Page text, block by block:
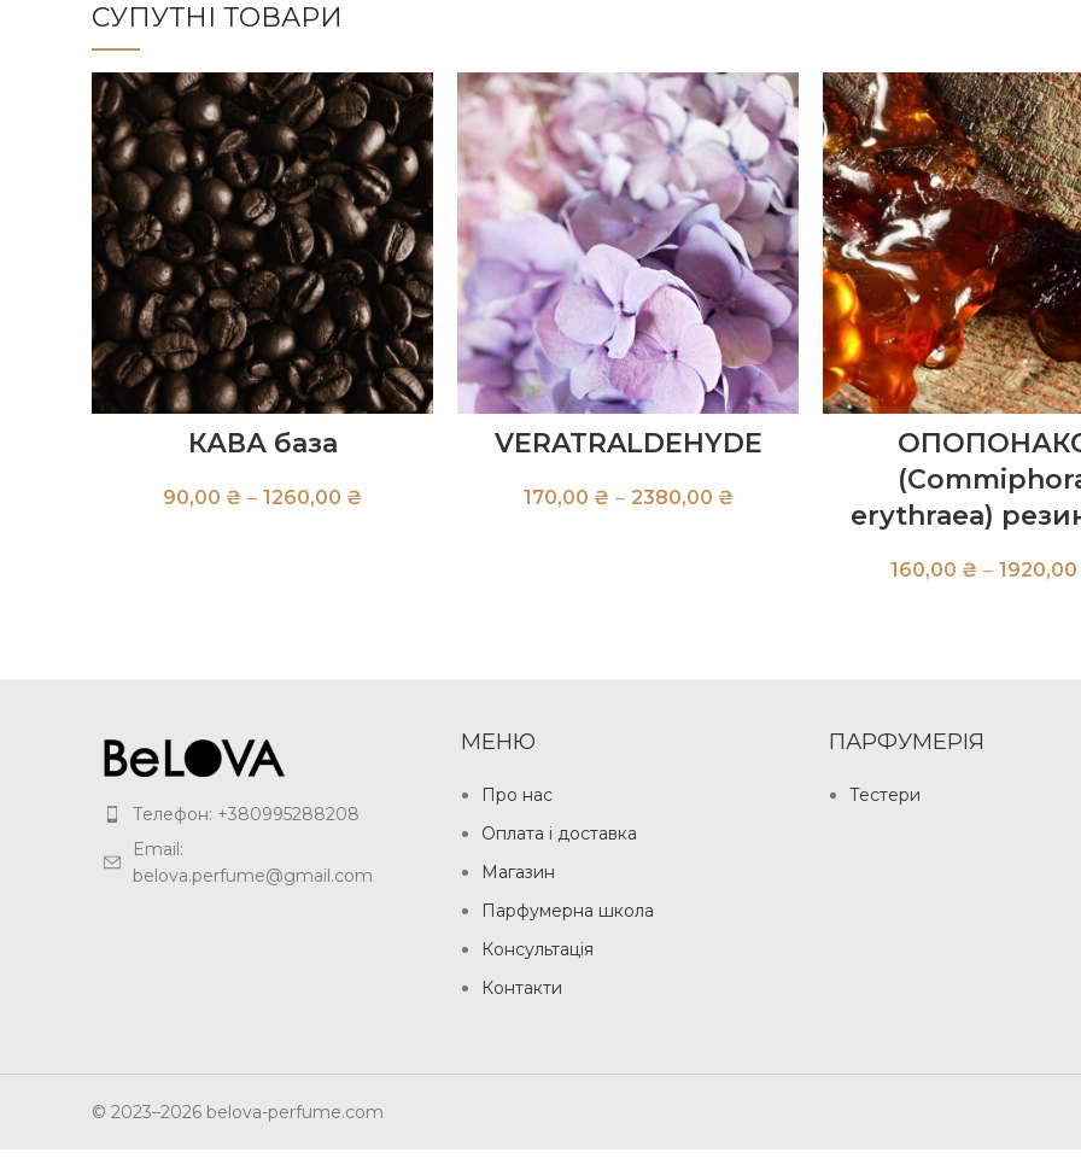
СУПУТНІ ТОВАРИ
КАВА база
₴ ₴
VERATRALDEHYDE
₴ ₴
erythraea)
₴
Телефон: +380995288208
Email:
belova.perfume@gmail.com
МЕНЮ
Про нас
Оплата і доставка
Магазин
Парфумерна школа
Консультація
Контакти
ПАРФУМЕРІЯ
Тестери
© 2023–2026 belova-perfume.com